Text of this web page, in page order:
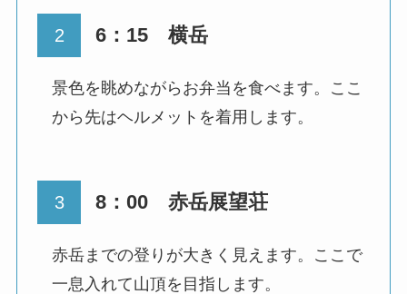
6：15 横岳
景色を眺めながらお弁当を食べます。ここ
から先はヘルメットを着用します。
8：00 赤岳展望荘
赤岳までの登りが大きく見えます。ここで
一息入れて山頂を目指します。